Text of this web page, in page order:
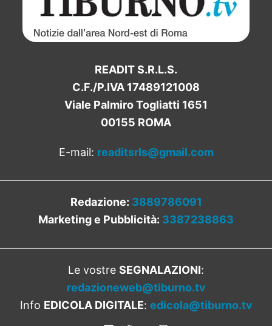
READIT S.R.L.S.
C.F./P.IVA 17489121008
Viale Palmiro Togliatti 1651
00155 ROMA
E-mail: readitsrls@gmail.com
Redazione: 3889786091
Marketing e Pubblicità: 3387238863
Le vostre SEGNALAZIONI:
redazioneweb@tiburno.tv
Info EDICOLA DIGITALE: edicola@tiburno.tv